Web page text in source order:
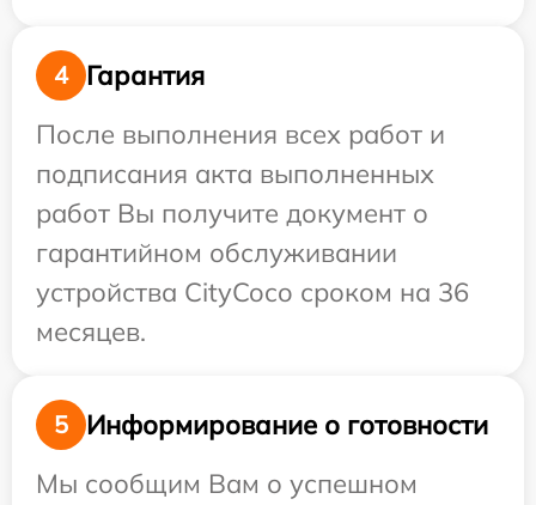
4
Гарантия
После выполнения всех работ и
подписания акта выполненных
работ Вы получите документ о
гарантийном обслуживании
устройства CityCoco сроком на 36
месяцев.
5
Информирование о готовности
Мы сообщим Вам о успешном